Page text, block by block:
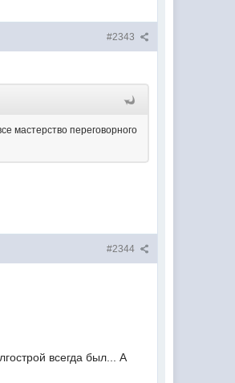
#2343
мастерство переговорного
#2344
всегда был... А